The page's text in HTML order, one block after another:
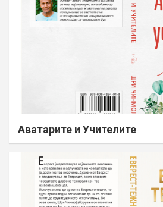
Аватарите и Учителите